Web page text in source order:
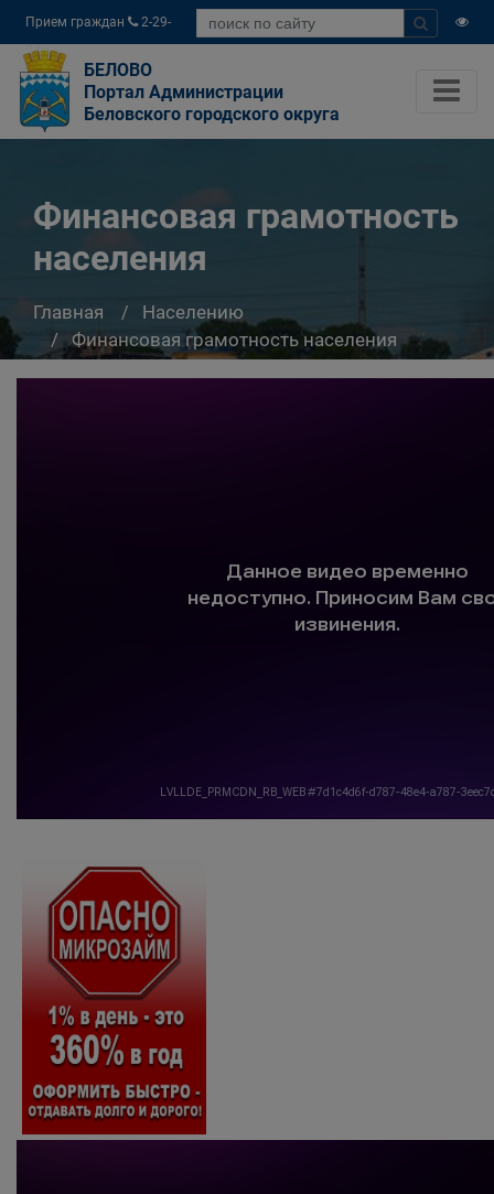
Прием граждан
2-29-
04
БЕЛОВО
Портал Администрации
Беловского городского округа
Финансовая грамотность
населения
Главная
Населению
Финансовая грамотность населения